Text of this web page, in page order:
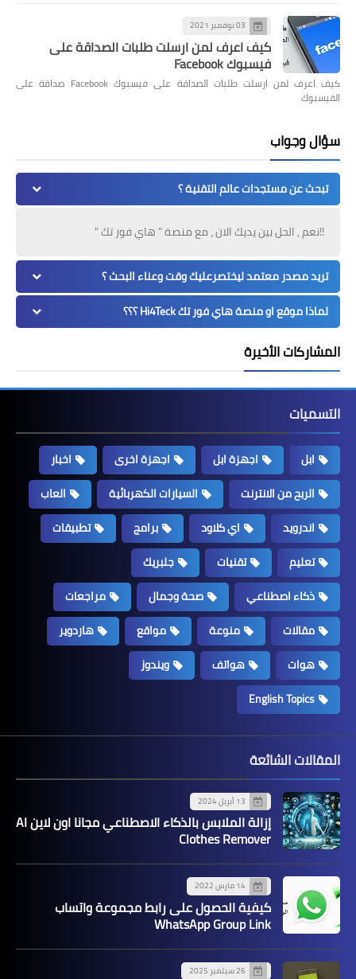
03 نوفمبر 2021
كيف اعرف لمن ارسلت طلبات الصداقة على
فيسبوك Facebook
كيف اعرف لمن ارسلت طلبات الصداقة على فيسبوك Facebook صداقة على
الفيسبوك
سؤال وجواب
تبحث عن مستجدات عالم التقنية ؟
!!نعم , الحل بين يديك الان ، مع منصة " هاي فور تك "
تريد مصدر معتمد ليختصرعليك وقت وعناء البحث ؟
لماذا موقع او منصة هاي فور تك Hi4Teck ؟؟؟
المشاركات الأخيرة
التسميات
ابل اجهزة ابل اجهزة اخرى
اخبار
الربح من الانترنت
السيارات الكهربائية
العاب
اندرويد
اي كلاود برامج
تطبيقات
تعليم
تقنيات
جلبريك
ذكاء اصطناعي
صحة وجمال
مراجعات
مقالات
منوعة مواقع
هاردوير
هوات
هواتف
ويندوز
English Topics
المقالات الشائعة
13 أبريل 2024
إزالة الملابس بالذكاء الاصطناعي مجانا اون لاين AI
Clothes Remover
14 مارس 2022
كيفية الحصول على رابط مجموعة واتساب
WhatsApp Group Link
26 سبتمبر 2025